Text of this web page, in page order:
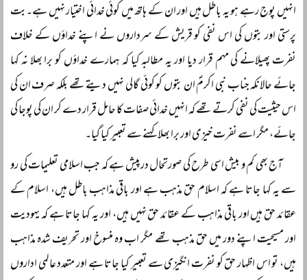
انہیں پوج رہے ہو یہ باطل ہیں اور ان کے ہاتھ میں کوئی خدائی اختیار نہیں ہے۔بت
پرستی اور بتوں کی اس نفی کو قریش کے سرداروں نے اپنے خداؤں کے خلاف
نفرت پھیلانے کی مہم قرار دیا اور یہ مطالبہ کیا کہ ہمارے خداؤں کو برا بھلا نہ کہا
جائے حالانکہ جناب نبی اکرمؐ ان بتوں کو کوئی گالی نہیں دیتے تھے بلکہ صرف ان کی
اس حیثیت کی نفی کرتے تھے کہ انہیں خدائی صفات کا حامل قرار دے کر ان کی پوجا کی
جائے، مگر اسے نفرت خیزی اور برا بھلا کہنے سے تعبیر کیا گیا۔
آج بھی کم و بیش اسی طرح کی صورتحال درپیش ہے کہ جب اسلامی تعلیمات کی رو
سے یہ کہا جاتا ہے کہ اسلام حق مذہب ہے اور باقی مذاہب باطل ہیں، اسلام کے
عقائد حق ہیں اور باقی مذاہب کے عقائد حق نہیں ہیں، اور یہ کہا جاتا ہے کہ یہودیت
اور مسیحیت اپنے دور میں حق مذہب تھے مگر اب وہ منسوخ اور تحریف شدہ مذاہب
ہیں، تو اس اظہار حق کو نفرت انگیزی سے تعبیر کیا جاتا ہے اور متعدد عالمی اداروں